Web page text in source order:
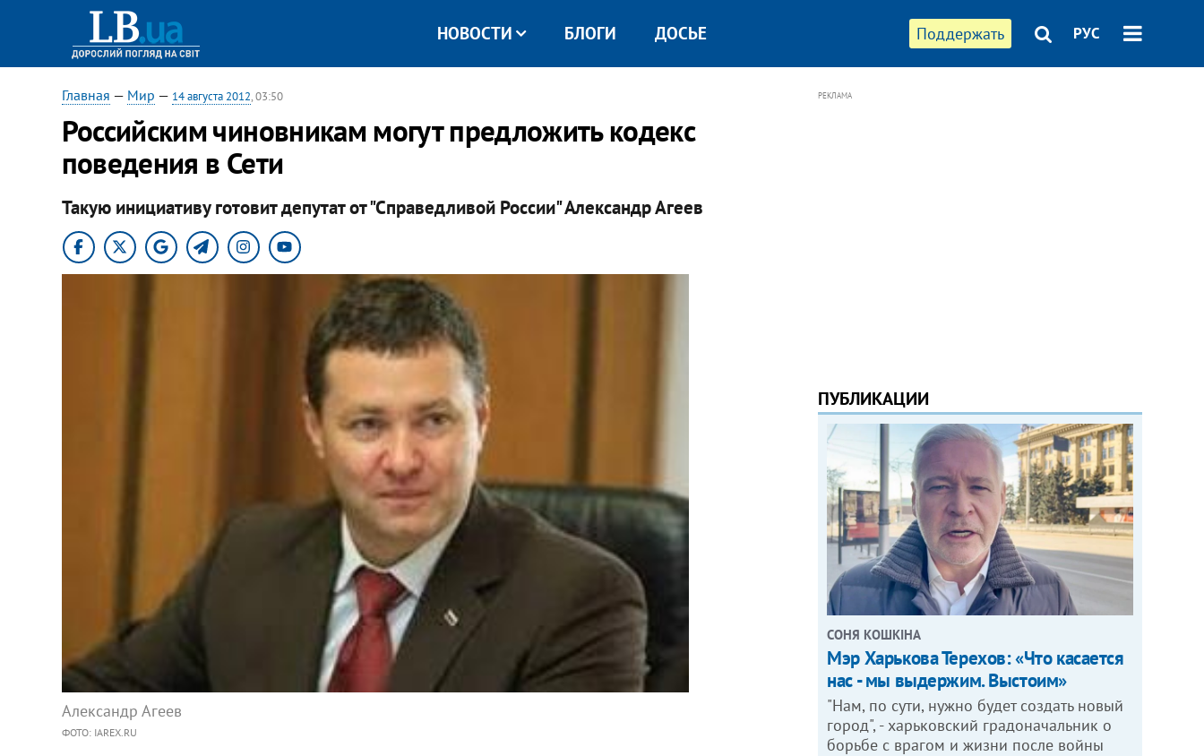
Поддержать РУС
НОВОСТИ БЛОГИ ДОСЬЕ
Главная — Мир — 14 августа 2012, 03:50
Российским чиновникам могут предложить кодекс
поведения в Сети
Такую инициативу готовит депутат от "Справедливой России" Александр Агеев
Александр Агеев
ФОТО: IAREX.RU
РЕКЛАМА
ПУБЛИКАЦИИ
СОНЯ КОШКІНА
Мэр Харькова Терехов: «Что касается
нас - мы выдержим. Выстоим»
"Нам, по сути, нужно будет создать новый
город", - харьковский градоначальник о
борьбе с врагом и жизни после войны